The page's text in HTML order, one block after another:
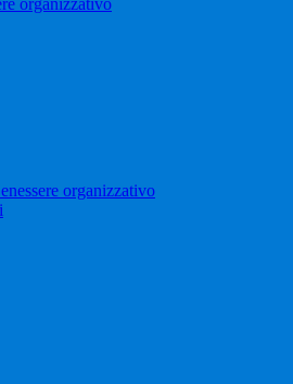
organizzativo
organizzativo